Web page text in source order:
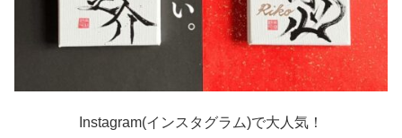
Instagram(インスタグラム)で大人気！